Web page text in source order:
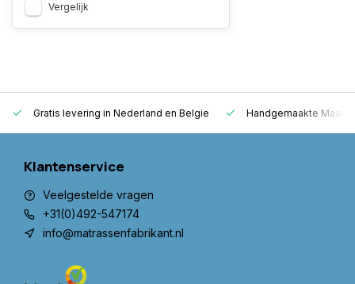
Vergelijk
Gratis levering in Nederland en Belgie Handgemaakte
Klantenservice
Veelgestelde vragen
+31(0)492-547174
info@matrassenfabrikant.nl